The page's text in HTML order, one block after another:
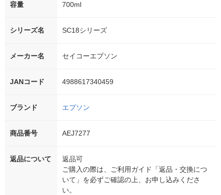
容量 700ml
シリーズ名 SC18シリーズ
メーカー名 セイコーエプソン
JANコード 4988617340459
ブランド エプソン
商品番号 AEJ7277
返品について
返品可
ご購入の際は、ご利用ガイド「返品・交換につ
いて」を必ずご確認の上、お申し込みくださ
い。